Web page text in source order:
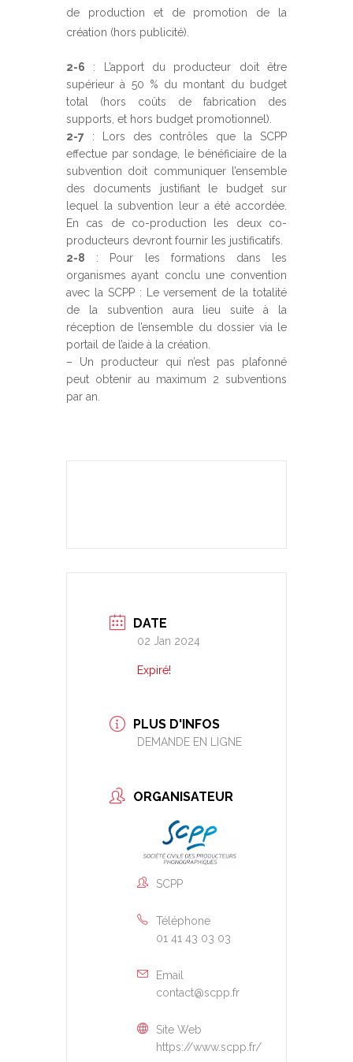
de production et de promotion de la
création (hors publicité).
2-6 : L’apport du producteur doit être
supérieur à 50 % du montant du budget
total (hors coûts de fabrication des
supports, et hors budget promotionnel).
2-7 : Lors des contrôles que la SCPP
effectue par sondage, le bénéficiaire de la
subvention doit communiquer l’ensemble
des documents justifiant le budget sur
lequel la subvention leur a été accordée.
En cas de co-production les deux co-
producteurs devront fournir les justificatifs.
2-8 : Pour les formations dans les
organismes ayant conclu une convention
avec la SCPP : Le versement de la totalité
de la subvention aura lieu suite à la
réception de l’ensemble du dossier via le
portail de l’aide à la création.
– Un producteur qui n’est pas plafonné
peut obtenir au maximum 2 subventions
par an.
DATE
02 Jan 2024
Expiré!
PLUS D'INFOS
DEMANDE EN LIGNE
ORGANISATEUR
SCPP
Téléphone
01 41 43 03 03
Email
contact@scpp.fr
Site Web
https://www.scpp.fr/